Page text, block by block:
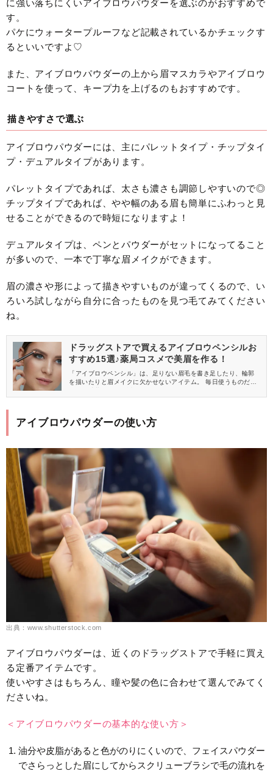
に強い落ちにくいアイブロウパウダーを選ぶのがおすすめで
す。
パケにウォータープルーフなど記載されているかチェックす
るといいですよ♡
また、アイブロウパウダーの上から眉マスカラやアイブロウ
コートを使って、キープ力を上げるのもおすすめです。
描きやすさで選ぶ
アイブロウパウダーには、主にパレットタイプ・チップタイ
プ・デュアルタイプがあります。
パレットタイプであれば、太さも濃さも調節しやすいので◎
チップタイプであれば、やや幅のある眉も簡単にふわっと見
せることができるので時短になりますよ！
デュアルタイプは、ペンとパウダーがセットになってること
が多いので、一本で丁寧な眉メイクができます。
眉の濃さや形によって描きやすいものが違ってくるので、い
ろいろ試しながら自分に合ったものを見つ毛てみてください
ね。
ドラッグストアで買えるアイブロウペンシルお
すすめ15選♪薬局コスメで美眉を作る！
「アイブロウペンシル」は、足りない眉毛を書き足したり、輪郭
を描いたりと眉メイクに欠かせないアイテム。 毎日使うものだか
は、ドラッグストアで買えるおすすめのアイブロウペンシルをご
アイブロウパウダーの使い方
出典：www.shutterstock.com
アイブロウパウダーは、近くのドラッグストアで手軽に買え
る定番アイテムです。
使いやすさはもちろん、瞳や髪の色に合わせて選んでみてく
ださいね。
＜アイブロウパウダーの基本的な使い方＞
油分や皮脂があると色がのりにくいので、フェイスパウダー
でさらっとした眉にしてからスクリューブラシで毛の流れを